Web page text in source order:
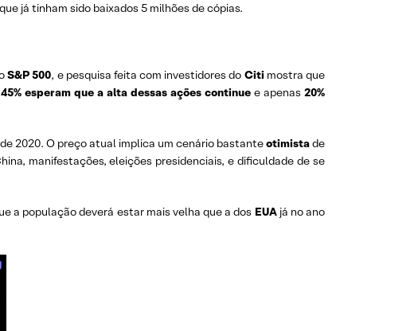
já tinham sido baixados 5 milhões de cópias.
S&P 500, e pesquisa feita com investidores do Citimostra que
45% esperam que a alta dessas ações continue e apenas20%
2020. O preço atual implica um cenário bastanteotimistade
manifestações, eleições presidenciais, e dificuldade de se
a população deverá estar mais velha que a dos EUAjá no ano